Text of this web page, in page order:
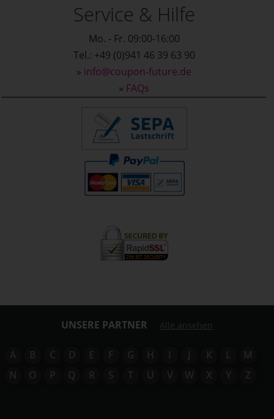
Service & Hilfe
Mo. - Fr. 09:00-16:00
Tel.: +49 (0)941 46 39 63 90
» info@coupon-future.de
» FAQs
UNSERE PARTNER Alle ansehen
A B C D E F G H I J K L
M
N
O P Q R S T U V W X Y Z